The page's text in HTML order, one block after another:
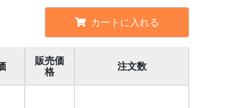
カートに入れる
販売価
格
注文数